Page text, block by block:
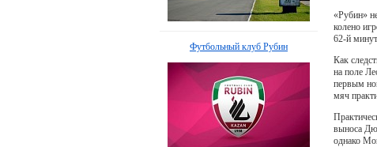
«Рубин»
колено
62-й
Как
на поле
первым
мяч
выноса
однако
Футбольный клуб Рубин